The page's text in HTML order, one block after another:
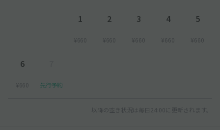
1
¥660
2
¥660
3
¥660
4
¥660
5
¥660
6
¥660 先行予約
以降の空き状況は毎日24:00に更新されます。